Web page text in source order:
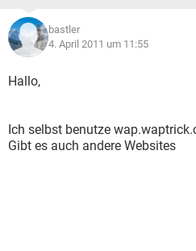
bastler
4. April 2011 um 11:55
Hallo,
Ich selbst benutze
Gibt es auch andere Websites